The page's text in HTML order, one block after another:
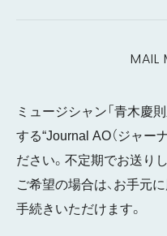
MAIL
ミュージシャン「青木慶
する“Journal AO（ジャー
ださい。不定期でお送り
ご希望の場合は、お手元
手続きいただけます。